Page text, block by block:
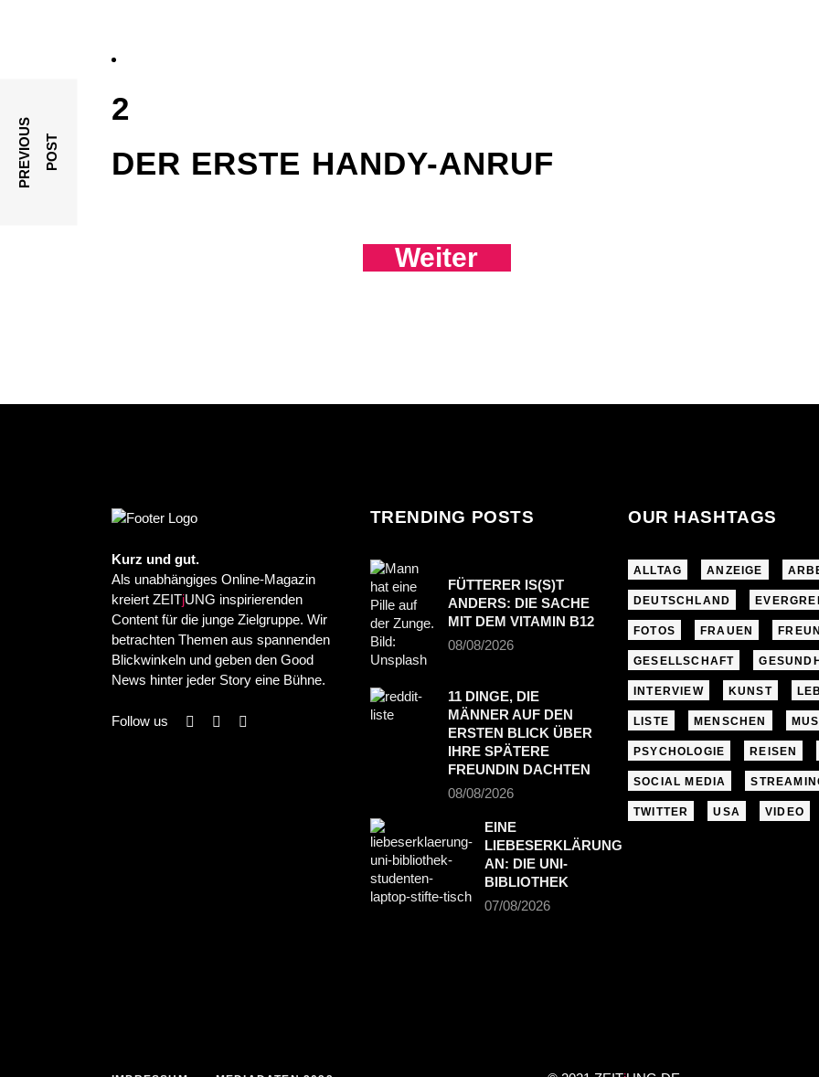
2
DER ERSTE HANDY-ANRUF
Weiter
P
R
E
V
I
O
U
S
P
O
S T
Kurz und gut.
Als unabhängiges Online-Magazin
kreiert ZEITjUNG inspirierenden
Content für die junge Zielgruppe. Wir
betrachten Themen aus spannenden
Blickwinkeln und geben den Good
News hinter jeder Story eine Bühne.
Follow us
TRENDING POSTS
FÜTTERER IS(S)T
ANDERS: DIE SACHE
MIT DEM VITAMIN B12
08/08/2026
11 DINGE, DIE
MÄNNER AUF DEN
ERSTEN BLICK ÜBER
IHRE SPÄTERE
FREUNDIN DACHTEN
08/08/2026
EINE
LIEBESERKLÄRUNG
AN: DIE UNI-
BIBLIOTHEK
07/08/2026
OUR HASHTAGS
ALLTAG ANZEIGE
DEUTSCHLAND
FOTOS FRAUEN
GESELLSCHAFT
INTERVIEW KUNST
LISTE MENSCHEN
PSYCHOLOGIE REISEN
SOCIAL MEDIA
TWITTER USA VIDEO